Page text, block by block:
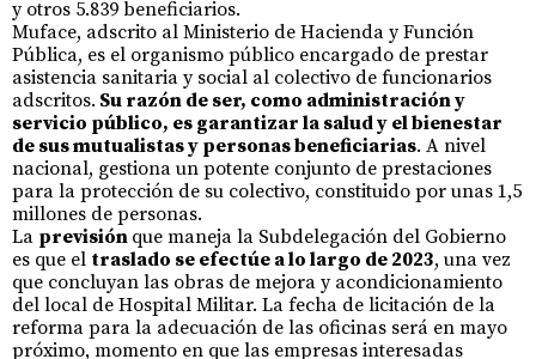
y otros 5.839 beneficiarios.
Muface, adscrito al Ministerio de Hacienda y Función
Pública, es el organismo público encargado de prestar
asistencia sanitaria y social al colectivo de funcionarios
adscritos. Su razón de ser, como administración y
servicio público, es garantizar la salud y el bienestar
de sus mutualistas y personas beneficiarias. A nivel
nacional, gestiona un potente conjunto de prestaciones
para la protección de su colectivo, constituido por unas 1,5
millones de personas.
La previsión que maneja la Subdelegación del Gobierno
es que el traslado se efectúe a lo largo de 2023, una vez
que concluyan las obras de mejora y acondicionamiento
del local de Hospital Militar. La fecha de licitación de la
reforma para la adecuación de las oficinas será en mayo
próximo, momento en que las empresas interesadas